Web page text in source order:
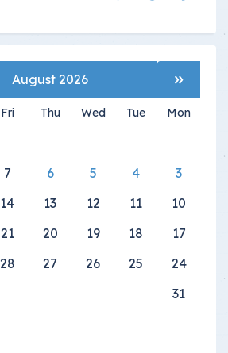
«
August 2026
Mon
Tue
Wed
Thu
Fri
3
4
5
6
7
10
11
12
13
14
17
18
19
20
21
24
25
26
27
28
31